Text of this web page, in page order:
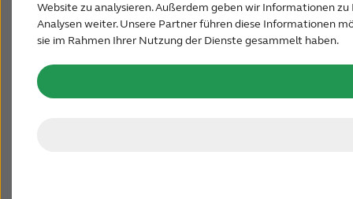
Website zu analysieren. Außerdem geben wir Informationen
Analysen weiter. Unsere Partner führen diese Informationen
sie im Rahmen Ihrer Nutzung der Dienste gesammelt haben.
Über ReSound
Support & Unterstützung
wirklich individuelles Hörerlebnis zu bieten. Hier
finden Sie alles, was Sie brauchen, um mit Ihren
Konnektivitätsoptionen und Apps zu erweitern.